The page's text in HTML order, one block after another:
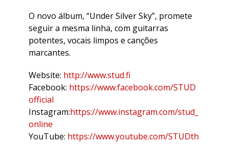
O novo álbum, “Under Silver Sky”, promete
seguir a mesma linha, com guitarras
potentes, vocais limpos e canções
marcantes.
Website: http://www.stud.fi
Facebook: https://www.facebook.com/STUD
official
Instagram:https://www.instagram.com/stud_
online
YouTube: https://www.youtube.com/STUDth